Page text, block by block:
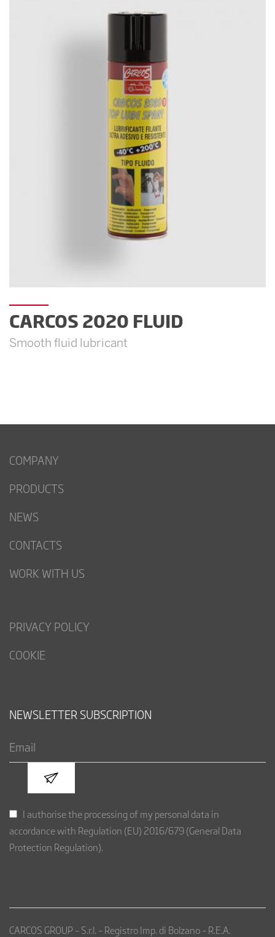
CARCOS 2020 FLUID
Smooth fluid lubricant
COMPANY
PRODUCTS
NEWS
CONTACTS
WORK WITH US
PRIVACY POLICY
COOKIE
NEWSLETTER SUBSCRIPTION
I authorise the processing of my personal data in
accordance with Regulation (EU) 2016/679 (General Data
Protection Regulation).
CARCOS GROUP – S.r.l. – Registro Imp. di Bolzano – R.E.A.